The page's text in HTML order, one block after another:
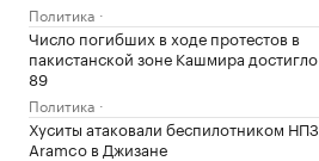
Политика
Число погибших в ходе протестов в
пакистанской зоне Кашмира достигло
89
Политика
Хуситы атаковали беспилотником НПЗ
Aramco в Джизане